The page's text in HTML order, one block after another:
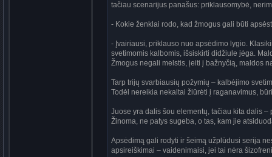
tačiau scenarijus panašus: priklausomybė,
- Kokie ženklai rodo, kad žmogus gali būti
- Įvairiausi, priklauso nuo apsėdimo lygio.
svetimomis kalbomis, išsiskirti didžiule jėga.
Žmogus negali melstis, įeiti į bažnyčią, maldos
Tarp trijų svarbiausių požymių – kalbėjimo
Todėl nereikia nekaltai žiūrėti į raganavimus,
Juose yra dalis šou elementų, tačiau kita dalis
Žinoma, ne patys sugeba, o tas, kam jie
Apsėdimą gali rodyti ir šeimą užplūdusi serija
apsireiškimai – vaidenimaisi, jei tai nėra